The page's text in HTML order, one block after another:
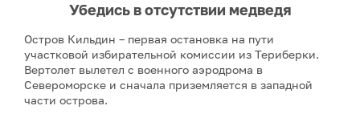
Убедись в отсутствии медведя
Остров Кильдин – первая остановка на пути
участковой избирательной комиссии из Териберки.
Вертолет вылетел с военного аэродрома в
Североморске и сначала приземляется в западной
части острова.